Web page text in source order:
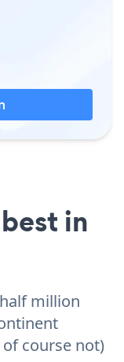
in
million
course not)